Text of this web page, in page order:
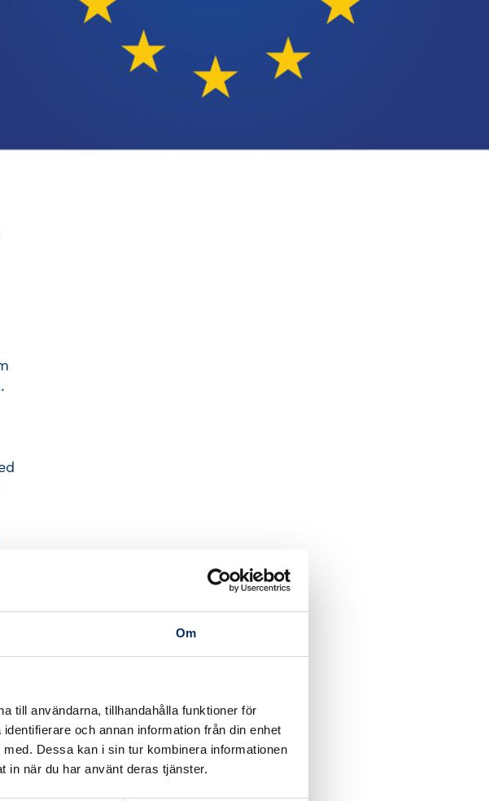
Om
till användarna, tillhandahålla funktioner för
och annan information från din enhet
Dessa kan i sin tur kombinera informationen
in när du har använt deras tjänster.